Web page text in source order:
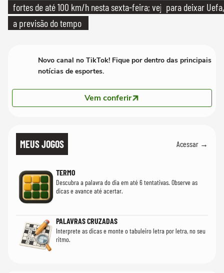
fortes de até 100 km/h nesta sexta-feira; veja
a previsão do tempo
para deixar
Novo canal no TikTok! Fique por dentro das principais
notícias de esportes.
Vem conferir
MEUS JOGOS Acessar →
TERMO
Descubra a palavra do dia em até 6 tentativas. Observe as
dicas e avance até acertar.
PALAVRAS CRUZADAS
Interprete as dicas e monte o tabuleiro letra por letra, no seu
ritmo.